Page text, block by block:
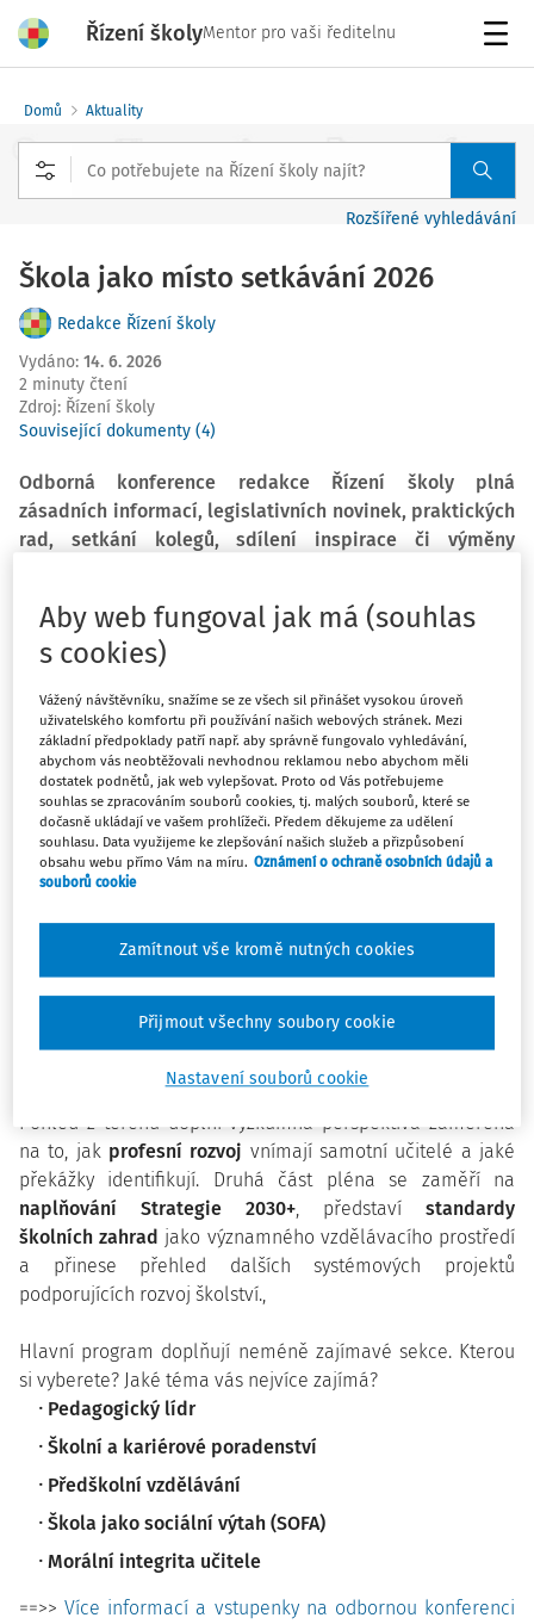
Řízení školyMentor pro vaši ředitelnu
Domů Aktuality
Rozšířené vyhledávání
Škola jako místo setkávání 2026
Redakce Řízení školy
Vydáno: 14. 6. 2026
2 minuty čtení
Zdroj: Řízení školy
Související dokumenty (4)
Odborná konference redakce Řízení školy plná
zásadních informací, legislativních novinek, praktických
rad, setkání kolegů, sdílení inspirace či výměny
vzdělávacího procesu.
6. října 2026 se společně setkáme v kongresových
prostorech hotelu Olšanka.
Vzdělávání smysluplně | smyslů plné
==>>Více informací a vstupenky na odbornou konferenci
Škola jako místo setkávání 2026 pořádané redakcí Řízení
školy
Úvodní plenární část konference nabídne širší i detailní
pohled napřipravovaný kariérní řád– od úrovně
vzdělávací politiky až po konkrétní zkušenosti z praxe.
Ministr školství představí aktuální směřování jeho příprav,
zatímco ústřední školní inspektor přiblíží zjištění České
dalším vzdělávání učitelů
souladu s potřebami škol.
Pohled z terénu doplní výzkumná perspektiva zaměřená
na to, jak profesní rozvoj vnímají samotní učitelé a jaké
překážky identifikují. Druhá část pléna se zaměří na
naplňování Strategie 2030+, představí standardy
školních zahrad jako významného vzdělávacího prostředí
a přinese přehled dalších systémových projektů
podporujících rozvoj školství.,
Hlavní program doplňují neméně zajímavé sekce. Kterou
si vyberete? Jaké téma vás nejvíce zajímá?
Pedagogický lídr
Školní a kariérové poradenství
Předškolní vzdělávání
Škola jako sociální výtah (SOFA)
Morální integrita učitele
==>>Více informací a vstupenky na odbornou konferenci
Aby web fungoval jak má (souhlas
s cookies)
Vážený návštěvníku, snažíme se ze všech sil přinášet vysokou úroveň
uživatelského komfortu při používání našich webových stránek. Mezi
základní předpoklady patří např. aby správně fungovalo vyhledávání,
abychom vás neobtěžovali nevhodnou reklamou nebo abychom měli
dostatek podnětů, jak web vylepšovat. Proto od Vás potřebujeme
souhlas se zpracováním souborů cookies, tj. malých souborů, které se
dočasně ukládají ve vašem prohlížeči. Předem děkujeme za udělení
souhlasu. Data využijeme ke zlepšování našich služeb a přizpůsobení
obsahu webu přímo Vám na míru. Oznámení o ochraně osobních údajů a
souborů cookie
Nastavení souborů cookie
Zamítnout vše kromě nutných cookies
Přijmout všechny soubory cookie